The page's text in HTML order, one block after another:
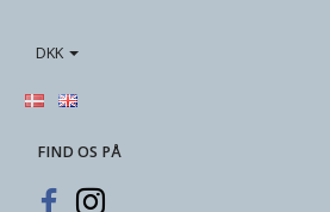
DKK
FIND OS PÅ